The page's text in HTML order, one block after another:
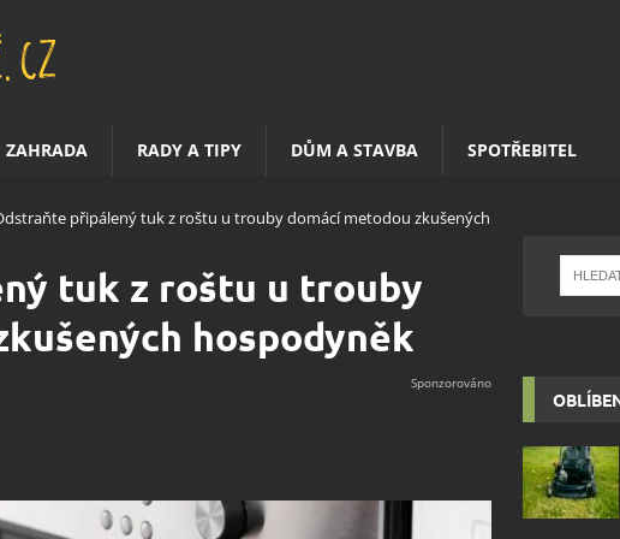
ZAHRADA RADY A TIPY DŮM A STAVBA SPOTŘEBITEL
připálený tuk z roštu u trouby domácí metodou zkušených
tuk z roštu u trouby
hospodyněk